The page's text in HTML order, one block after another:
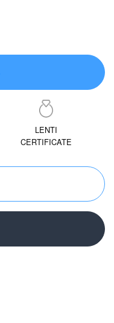
LENTI
CERTIFICATE